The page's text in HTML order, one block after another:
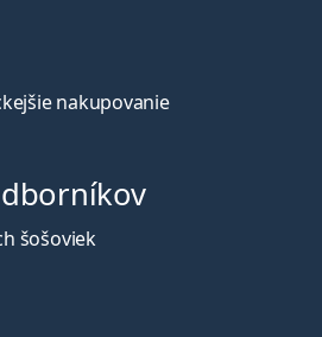
nakupovanie
šošoviek